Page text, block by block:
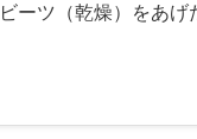
ーツ（乾燥）をあげ